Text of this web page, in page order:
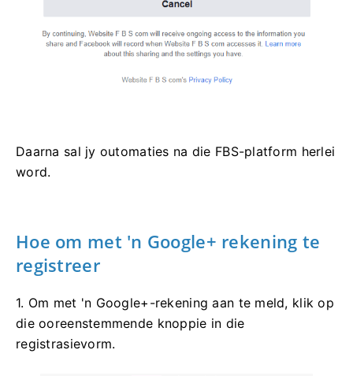
Daarna sal jy outomaties na die FBS-platform herlei
word.
Hoe om met 'n Google+ rekening te
registreer
1. Om met 'n Google+-rekening aan te meld, klik op
die ooreenstemmende knoppie in die
registrasievorm.